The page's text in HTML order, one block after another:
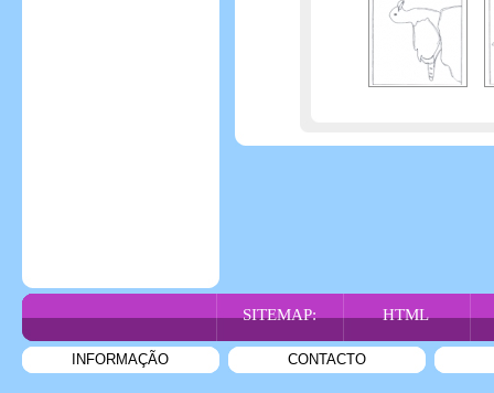
SITEMAP: HTML
INFORMAÇÃO CONTACTO